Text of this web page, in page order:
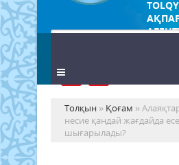
Толқын » Қоғам »
несие қандай жағдайда
шығарылады?